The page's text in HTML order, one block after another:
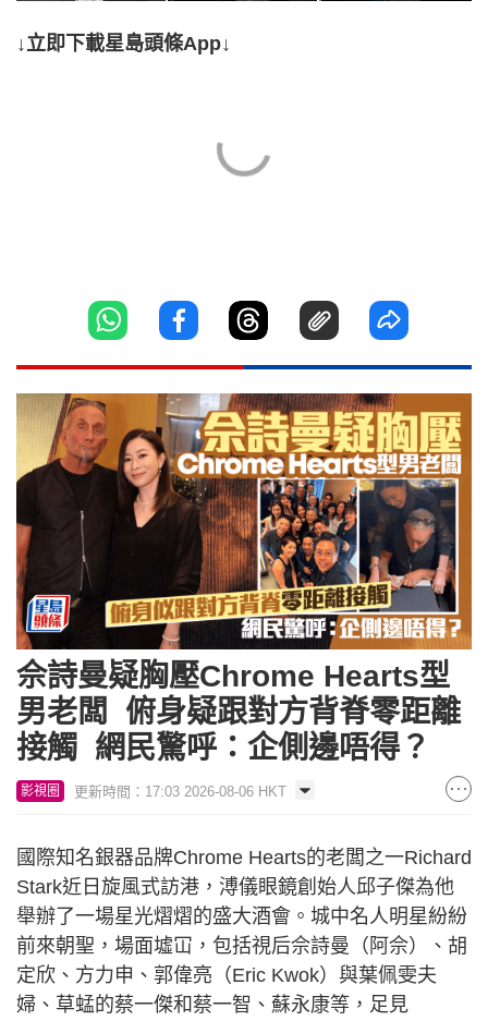
↓立即下載星島頭條App↓
佘詩曼疑胸壓Chrome Hearts型
男老闆 俯身疑跟對方背脊零距離
接觸 網民驚呼：企側邊唔得？
影視圈 更新時間：17:03 2026-08-06 HKT
國際知名銀器品牌Chrome Hearts的老闆之一Richard
Stark近日旋風式訪港，溥儀眼鏡創始人邱子傑為他
舉辦了一場星光熠熠的盛大酒會。城中名人明星紛紛
前來朝聖，場面墟冚，包括視后佘詩曼（阿佘）、胡
定欣、方力申、郭偉亮（Eric Kwok）與葉佩雯夫
婦、草蜢的蔡一傑和蔡一智、蘇永康等，足見